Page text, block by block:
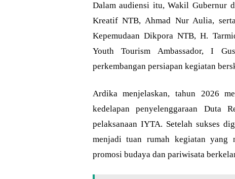
Dalam audiensi itu, Wakil Gubernur
Kreatif NTB, Ahmad Nur Aulia,
Kepemudaan Dikpora NTB, H.
Youth Tourism Ambassador, I
perkembangan persiapan kegiatan
Ardika menjelaskan, tahun 2026
kedelapan penyelenggaraan Duta
pelaksanaan IYTA. Setelah sukses
menjadi tuan rumah kegiatan yang
promosi budaya dan pariwisata